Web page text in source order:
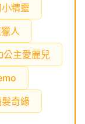
精靈
人
公主愛麗兒
髮奇緣